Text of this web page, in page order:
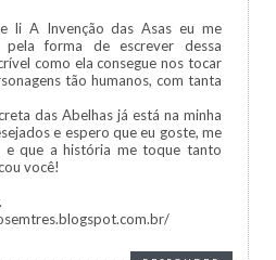
li A Invenção das Asas eu me
pela forma de escrever dessa
como ela consegue nos tocar
tão humanos, com tanta
das Abelhas já está na minha
e espero que eu goste, me
e que a história me toque tanto
você!